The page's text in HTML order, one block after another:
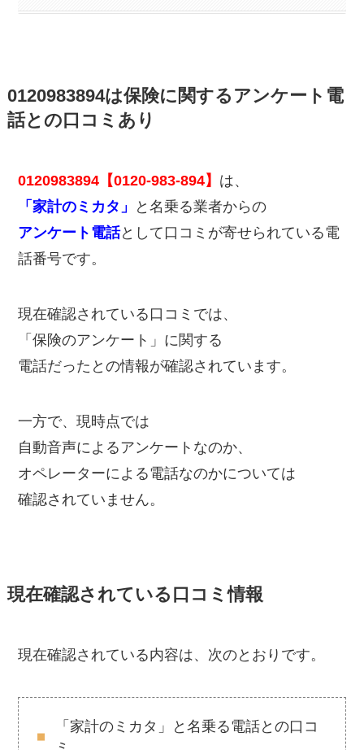
0120983894は保険に関するアンケート電
話との口コミあり
0120983894【0120-983-894】 は、
「家計のミカタ」
と名乗る業者からの
アンケート電話として口コミが寄せられている電
話番号です。
現在確認されている口コミでは、
「保険のアンケート」に関する
電話だったとの情報が確認されています。
一方で、現時点では
自動音声によるアンケートなのか、
オペレーターによる電話なのかについては
確認されていません。
現在確認されている口コミ情報
現在確認されている内容は、次のとおりです。
「家計のミカタ」と名乗る電話との口コ